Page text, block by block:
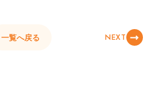
一覧へ戻る NEXT